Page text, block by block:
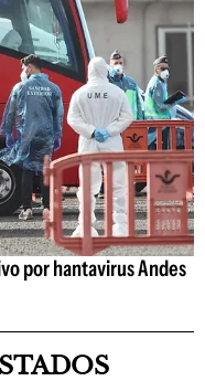
por hantavirus Andes